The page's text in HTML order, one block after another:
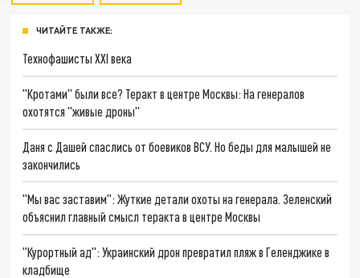
ЧИТАЙТЕ ТАКЖЕ:
Технофашисты XXI века
"Кротами" были все? Теракт в центре Москвы: На генералов
охотятся "живые дроны"
Даня с Дашей спаслись от боевиков ВСУ. Но беды для малышей не
закончились
"Мы вас заставим": Жуткие детали охоты на генерала. Зеленский
объяснил главный смысл теракта в центре Москвы
"Курортный ад": Украинский дрон превратил пляж в Геленджике в
кладбище